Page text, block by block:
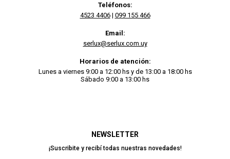
NEWSLETTER
¡Suscribite y recibí todas nuestras novedades!
Teléfonos:
4523 4406| 099 155 466
Email:
serlux@serlux.com.uy
Horarios de atención:
Lunes a viernes 9:00 a 12:00 hs y de 13:00 a 18:00 hs
Sábado 9:00 a 13:00 hs